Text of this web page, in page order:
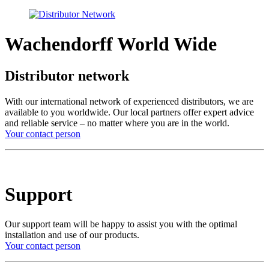
Wachendorff World Wide
Distributor network
With our international network of experienced distributors, we are
available to you worldwide. Our local partners offer expert advice
and reliable service – no matter where you are in the world.
Your contact person
Support
Our support team will be happy to assist you with the optimal
installation and use of our products.
Your contact person